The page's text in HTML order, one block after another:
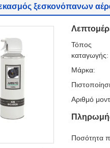
ξεσκονόπανων
Τόπος
καταγωγής:
Μάρκα:
Αριθμό
Ποσότητα